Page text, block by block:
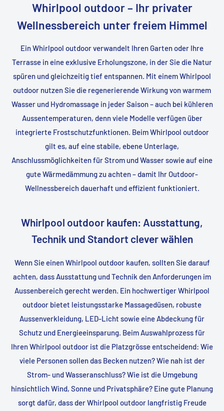
Whirlpool outdoor – Ihr privater
Wellnessbereich unter freiem Himmel
Ein Whirlpool outdoor verwandelt Ihren Garten oder Ihre
Terrasse in eine exklusive Erholungszone, in der Sie die Natur
spüren und gleichzeitig tief entspannen. Mit einem Whirlpool
outdoor nutzen Sie die regenerierende Wirkung von warmem
Wasser und Hydro­massage in jeder Saison – auch bei kühleren
Aussentemperaturen, denn viele Modelle verfügen über
integrierte Frostschutz­funktionen. Beim Whirlpool outdoor
gilt es, auf eine stabile, ebene Unterlage,
Anschlussmöglichkeiten für Strom und Wasser sowie auf eine
gute Wärmedämmung zu achten – damit Ihr Outdoor-
Wellnessbereich dauerhaft und effizient funktioniert.
Whirlpool outdoor kaufen: Ausstattung,
Technik und Standort clever wählen
Wenn Sie einen Whirlpool outdoor kaufen, sollten Sie darauf
achten, dass Ausstattung und Technik den Anforderungen im
Aussenbereich gerecht werden. Ein hochwertiger Whirlpool
outdoor bietet leistungsstarke Massagedüsen, robuste
Aussenverkleidung, LED-Licht sowie eine Abdeckung für
Schutz und Energie­einsparung. Beim Auswahlprozess für
Ihren Whirlpool outdoor ist die Platzgrösse entscheidend: Wie
viele Personen sollen das Becken nutzen? Wie nah ist der
Strom- und Wasseranschluss? Wie ist die Umgebung
hinsichtlich Wind, Sonne und Privatsphäre? Eine gute Planung
sorgt dafür, dass der Whirlpool outdoor langfristig Freude